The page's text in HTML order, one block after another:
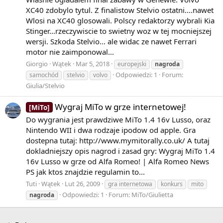
w życiu: formą uznania, wyróżnienia, pozytywnej oceny
osiągnięcia, wkład pracy, zaangażowanie w sprawę
zwycięstwo w konkursie lub w zawodach
Rodzaje nagród:
materialne (pieniężne, rzeczowe)
niematerialne (honorowe, jak dyplom, medal, uścisk ręki
prezesa)
Nagroda honorowa lub nagroda pocieszenia –
symboliczna nagroda nieprzedstawiająca wartości
materialnej, przyznawana w wyrazie uznania za
wyróżniające się osiągnięcia tym konkurentom, którym
nie udało się zdobyć nagrody głównej.
View More On Wikipedia.org
XC40 zdobylo tytul. Z finalistow Stelvio ostatni....nawet
Wlosi na XC40 glosowali. Polscy redaktorzy wybrali Kia
Stinger...rzeczywiscie to swietny woz w tej mocniejszej
wersji. Szkoda Stelvio... ale widac ze nawet Ferrari
motor nie zaimponowal...
Giorgio Wątek Mar 5, 2018 europejski
nagroda
samochód
stelvio volvo Odpowiedzi: 1
Forum:
Giulia/Stelvio
[MiTo] Wygraj MiTo w grze internetowej!
Do wygrania jest prawdziwe MiTo 1.4 16v Lusso, oraz
Nintendo WII i dwa rodzaje ipodow od apple. Gra
dostepna tutaj: http://www.mymitorally.co.uk/ A tutaj
dokladniejszy opis nagrod i zasad gry: Wygraj MiTo 1.4
16v Lusso w grze od Alfa Romeo! | Alfa Romeo News
PS jak ktos znajdzie regulamin to...
Tuti Wątek Lut 26, 2009 gra internetowa konkurs
mito
nagroda
Odpowiedzi: 1 Forum: MiTo/Giulietta